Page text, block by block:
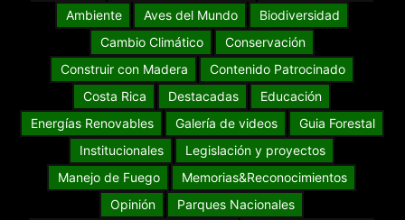
Ambiente
Aves del Mundo
Biodiversidad
Cambio Climático
Conservación
Construir con Madera
Contenido Patrocinado
Costa Rica
Destacadas
Educación
Energías Renovables
Galería de videos
Guia Forestal
Institucionales
Legislación y proyectos
Manejo de Fuego
Memorias&Reconocimientos
Opinión
Parques Nacionales